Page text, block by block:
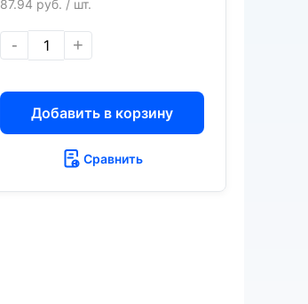
87.94 руб. / шт.
- +
Добавить в корзину
Сравнить